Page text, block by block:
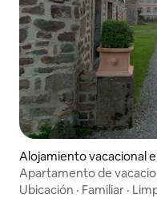
Alojamiento vacacional
Apartamento de
histórico castillo
Ubicación · Familiar ·